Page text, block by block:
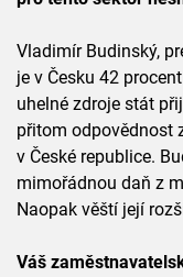
Vladimír Budinský,
je v Česku 42
uhelné zdroje stát
přitom odpovědnost
v České republice.
mimořádnou daň z
Naopak věští její
Váš